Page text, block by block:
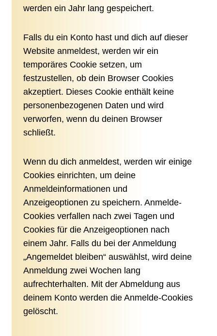
werden ein Jahr lang gespeichert.
Falls du ein Konto hast und dich auf dieser
Website anmeldest, werden wir ein
temporäres Cookie setzen, um
festzustellen, ob dein Browser Cookies
akzeptiert. Dieses Cookie enthält keine
personenbezogenen Daten und wird
verworfen, wenn du deinen Browser
schließt.
Wenn du dich anmeldest, werden wir einige
Cookies einrichten, um deine
Anmeldeinformationen und
Anzeigeoptionen zu speichern. Anmelde-
Cookies verfallen nach zwei Tagen und
Cookies für die Anzeigeoptionen nach
einem Jahr. Falls du bei der Anmeldung
„Angemeldet bleiben“ auswählst, wird deine
Anmeldung zwei Wochen lang
aufrechterhalten. Mit der Abmeldung aus
deinem Konto werden die Anmelde-Cookies
gelöscht.